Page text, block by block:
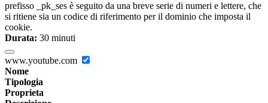
prefisso _pk_ses è seguito da una breve serie di numeri e lettere, che
si ritiene sia un codice di riferimento per il dominio che imposta il
cookie.
Durata: 30 minuti
www.youtube.com
Nome
Tipologia
Proprieta